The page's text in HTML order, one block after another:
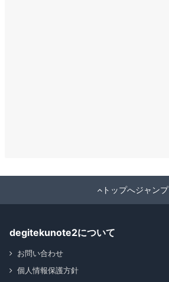
トップへジャンプ
degitekunote2について
お問い合わせ
個人情報保護方針